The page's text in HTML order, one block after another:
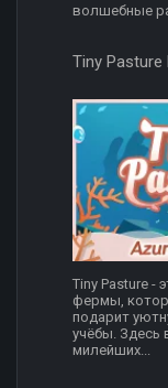
волшебные
Tiny Pasture
Tiny Pasture -
фермы,
подарит
учёбы. Здесь
милейших...